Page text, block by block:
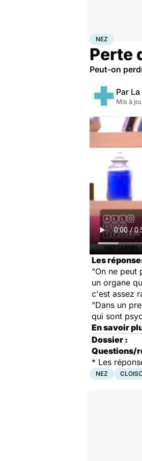
Accueil Santé
NEZ
Perte
Peut-on
Par
Mis à
Les
"On ne peut
un organe
c'est assez
"Dans un
qui sont
En savoir
Dossier :
Questions/
* Les
NEZ